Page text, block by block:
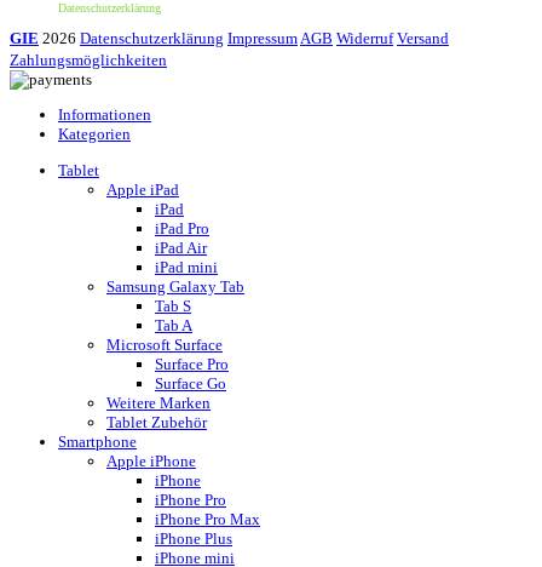
Datenschutzerklärung
GIE 2026 Datenschutzerklärung ImpressumAGB Widerruf Versand
Zahlungsmöglichkeiten
Informationen
Kategorien
Tablet
Apple iPad
iPad
iPad Pro
iPad Air
iPad mini
Samsung Galaxy Tab
Tab S
Tab A
Microsoft Surface
Surface Pro
Surface Go
Weitere Marken
Tablet Zubehör
Smartphone
Apple iPhone
iPhone
iPhone Pro
iPhone Pro Max
iPhone Plus
iPhone mini